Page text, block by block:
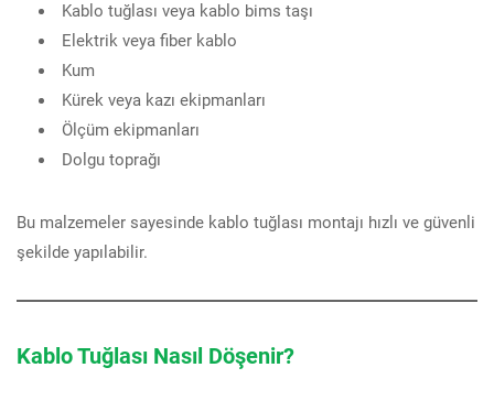
Kablo tuğlası veya kablo bims taşı
Elektrik veya fiber kablo
Kum
Kürek veya kazı ekipmanları
Ölçüm ekipmanları
Dolgu toprağı
Bu malzemeler sayesinde kablo tuğlası montajı hızlı ve güvenli
şekilde yapılabilir.
Kablo Tuğlası Nasıl Döşenir?